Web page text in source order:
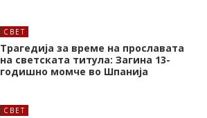
СВЕТ
Трагедија за време на прославата
на светската титула: Загина 13-
годишно момче во Шпанија
СВЕТ